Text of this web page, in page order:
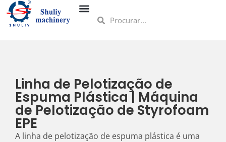
Linha de Pelotização de
Espuma Plástica | Máquina
de Pelotização de Styrofoam
EPE
A linha de pelotização de espuma plástica é uma